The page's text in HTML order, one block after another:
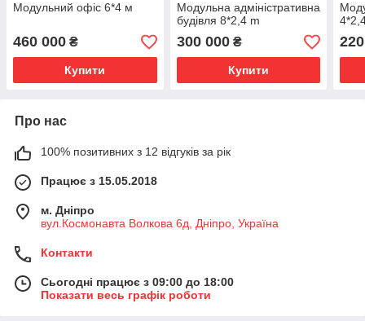
Модульний офіс 6*4 м
460 000 ₴
Купити
Модульна адміністративна
будівля 8*2,4 m
300 000₴
Купити
Про нас
100% позитивних з 12 відгуків за рік
Працює з 15.05.2018
м. Дніпро
вул.Космонавта Волкова 6д, Дніпро, Україна
Контакти
Сьогодні працює з 09:00 до 18:00
Показати весь графік роботи